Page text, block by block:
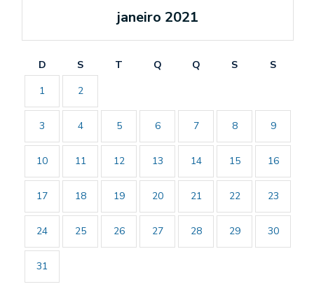
janeiro 2021
D S T Q Q S
S
1
2
3 4 5 6 7 8 9
10 11 12 13 14 15 16
17 18 19 20 21 22 23
24 25 26 27 28 29 30
31